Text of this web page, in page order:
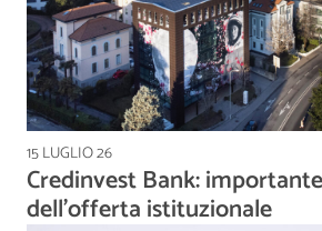
15 LUGLIO 26
Credinvest Bank:
dell’offerta istituzionale